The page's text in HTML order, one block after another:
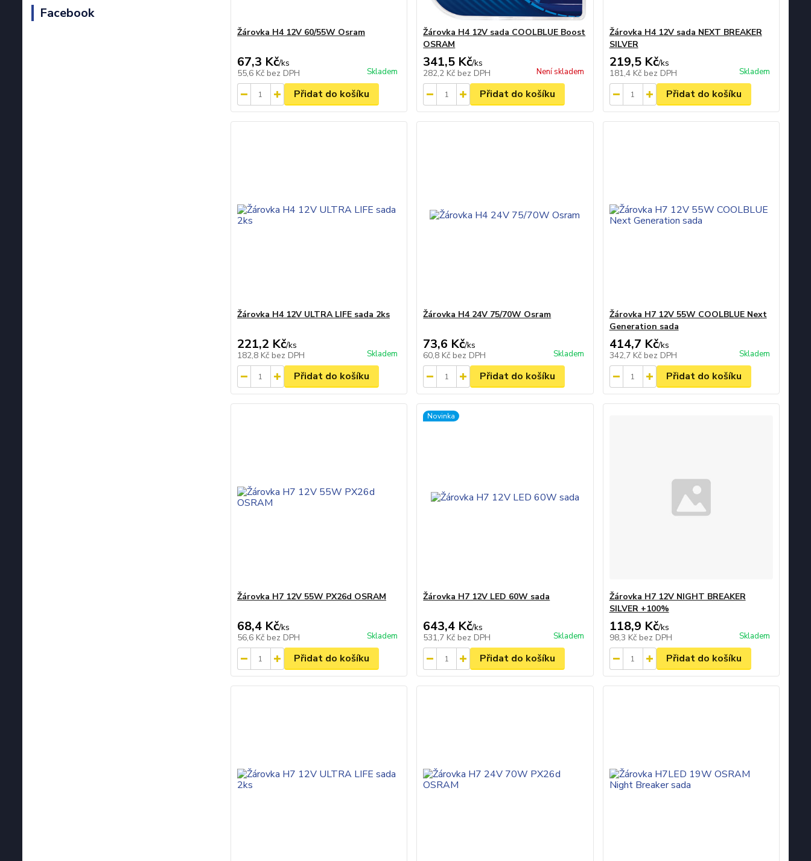
Facebook
Žárovka H4 12V 60/55W Osram
67,3 Kč/ks
55,6 Kč bez DPH Skladem
Přidat do košíku
Žárovka H4 12V sada COOLBLUE Boost
OSRAM
341,5 Kč/ks
282,2 Kč bez DPH Není skladem
Přidat do košíku
Žárovka H4 12V sada NEXT BREAKER
SILVER
219,5 Kč/ks
181,4 Kč bez DPH Skladem
Přidat do košíku
Žárovka H4 12V ULTRA LIFE sada 2ks
221,2 Kč/ks
182,8 Kč bez DPH Skladem
Přidat do košíku
Žárovka H4 24V 75/70W Osram
73,6 Kč/ks
60,8 Kč bez DPH Skladem
Přidat do košíku
Žárovka H7 12V 55W COOLBLUE Next
Generation sada
414,7 Kč/ks
342,7 Kč bez DPH Skladem
Přidat do košíku
Žárovka H7 12V 55W PX26d OSRAM
68,4 Kč/ks
56,6 Kč bez DPH Skladem
Přidat do košíku
Novinka
Žárovka H7 12V LED 60W sada
643,4 Kč/ks
531,7 Kč bez DPH Skladem
Přidat do košíku
Žárovka H7 12V NIGHT BREAKER
SILVER +100%
118,9 Kč/ks
98,3 Kč bez DPH Skladem
Přidat do košíku